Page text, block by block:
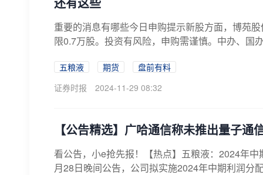
重要的消息有哪些今日申购提示新股方面，博苑
限0.7万股。投资有风险，申购需谨慎。中办、国
五粮液 期货
盘前有料
证券时报
2024-11-29 08:32
【公告精选】广哈通信称未推出量子
看公告，小e抢先报！【热点】五粮液：2024年
月28日晚间公告，公司拟实施2024年中期利润分